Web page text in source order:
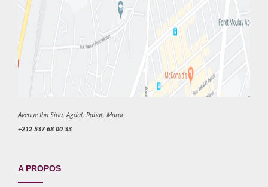
Avenue Ibn Sina, Agdal, Rabat, Maroc
+212 537 68 00 33
A PROPOS